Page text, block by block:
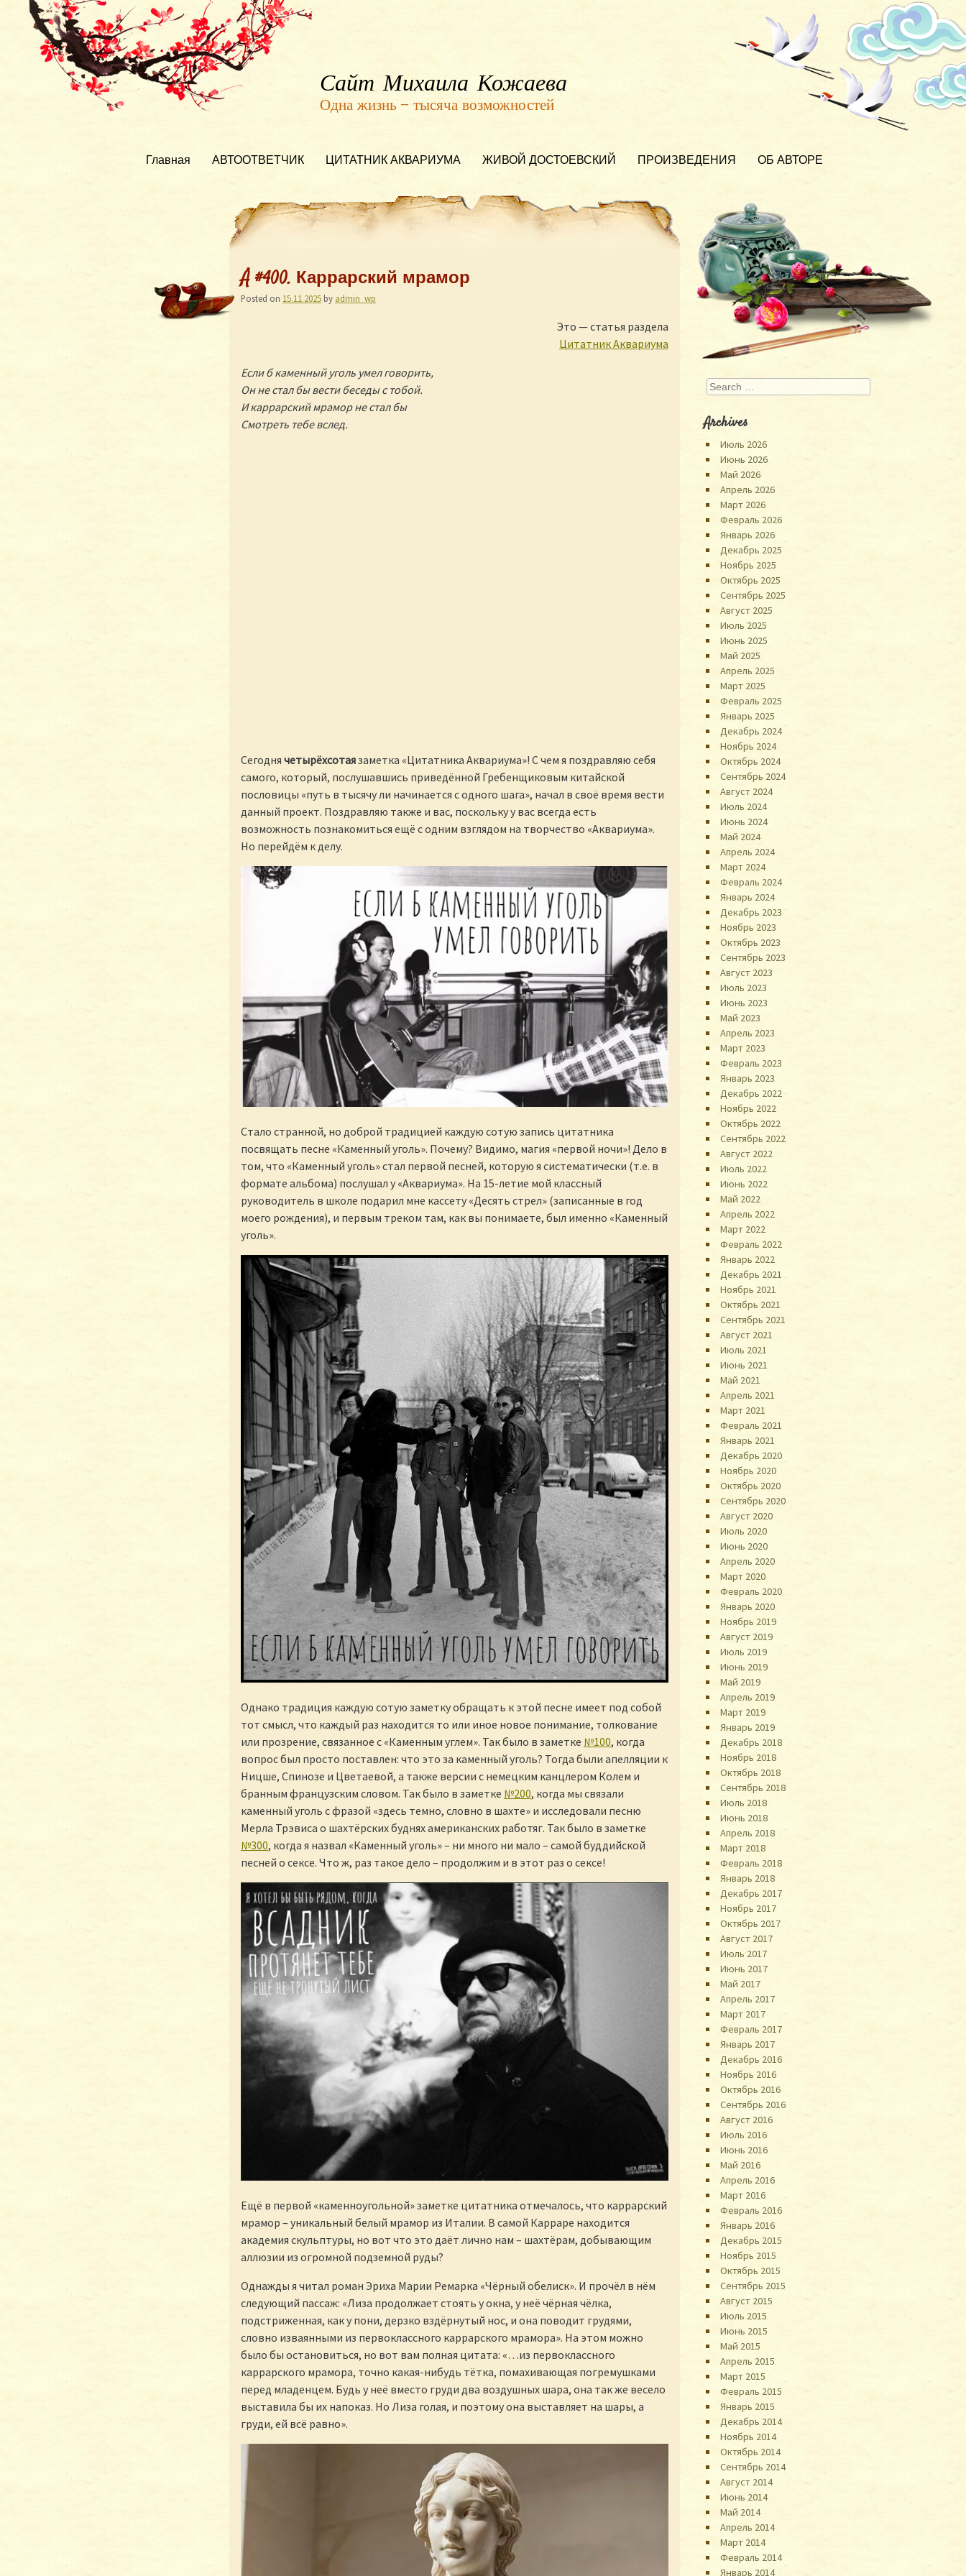
Сайт Михаила Кожаева
Одна жизнь — тысяча возможностей
Главная АВТООТВЕТЧИК ЦИТАТНИК АКВАРИУМА ЖИВОЙ ДОСТОЕВСКИЙ ПРОИЗВЕДЕНИЯ ОБ АВТОРЕ
Å #400. Каррарский мрамор
Posted on 15.11.2025 by admin_wp
Это — статья раздела
Цитатник Аквариума
Если б каменный уголь умел говорить,
Он не стал бы вести беседы с тобой.
И каррарский мрамор не стал бы
Смотреть тебе вслед.
Сегодня четырёхсотаязаметка «Цитатника Аквариума»! С чем я поздравляю себя
самого, который, послушавшись приведённой Гребенщиковым китайской
пословицы «путь в тысячу ли начинается с одного шага», начал в своё время вести
данный проект. Поздравляю также и вас, поскольку у вас всегда есть
возможность познакомиться ещё с одним взглядом на творчество «Аквариума».
Но перейдём к делу.
Стало странной, но доброй традицией каждую сотую запись цитатника
посвящать песне «Каменный уголь». Почему? Видимо, магия «первой ночи»! Дело в
том, что «Каменный уголь» стал первой песней, которую я систематически (т.е. в
формате альбома) послушал у «Аквариума». На 15-летие мой классный
руководитель в школе подарил мне кассету «Десять стрел» (записанные в год
моего рождения), и первым треком там, как вы понимаете, был именно «Каменный
уголь».
Однако традиция каждую сотую заметку обращать к этой песне имеет под собой
тот смысл, что каждый раз находится то или иное новое понимание, толкование
или прозрение, связанное с «Каменным углем». Так было в заметке №100, когда
вопрос был просто поставлен: что это за каменный уголь? Тогда были апелляции к
Ницше, Спинозе и Цветаевой, а также версии с немецким канцлером Колем и
бранным французским словом. Так было в заметке №200, когда мы связали
каменный уголь с фразой «здесь темно, словно в шахте» и исследовали песню
Мерла Трэвиса о шахтёрских буднях американских работяг. Так было в заметке
№300, когда я назвал «Каменный уголь» – ни много ни мало – самой буддийской
песней о сексе. Что ж, раз такое дело – продолжим и в этот раз о сексе!
Ещё в первой «каменноугольной» заметке цитатника отмечалось, что каррарский
мрамор – уникальный белый мрамор из Италии. В самой Карраре находится
академия скульптуры, но вот что это даёт лично нам – шахтёрам, добывающим
аллюзии из огромной подземной руды?
Однажды я читал роман Эриха Марии Ремарка «Чёрный обелиск». И прочёл в нём
следующий пассаж: «Лиза продолжает стоять у окна, у неё чёрная чёлка,
подстриженная, как у пони, дерзко вздёрнутый нос, и она поводит грудями,
словно изваянными из первоклассного каррарского мрамора». На этом можно
было бы остановиться, но вот вам полная цитата: «…из первоклассного
каррарского мрамора, точно какая-нибудь тётка, помахивающая погремушками
перед младенцем. Будь у неё вместо груди два воздушных шара, она так же весело
выставила бы их напоказ. Но Лиза голая, и поэтому она выставляет на шары, а
груди, ей всё равно».
Search
Archives
Июль 2026
Июнь 2026
Май 2026
Апрель 2026
Март 2026
Февраль 2026
Январь 2026
Декабрь 2025
Ноябрь 2025
Октябрь 2025
Сентябрь 2025
Август 2025
Июль 2025
Июнь 2025
Май 2025
Апрель 2025
Март 2025
Февраль 2025
Январь 2025
Декабрь 2024
Ноябрь 2024
Октябрь 2024
Сентябрь 2024
Август 2024
Июль 2024
Июнь 2024
Май 2024
Апрель 2024
Март 2024
Февраль 2024
Январь 2024
Декабрь 2023
Ноябрь 2023
Октябрь 2023
Сентябрь 2023
Август 2023
Июль 2023
Июнь 2023
Май 2023
Апрель 2023
Март 2023
Февраль 2023
Январь 2023
Декабрь 2022
Ноябрь 2022
Октябрь 2022
Сентябрь 2022
Август 2022
Июль 2022
Июнь 2022
Май 2022
Апрель 2022
Март 2022
Февраль 2022
Январь 2022
Декабрь 2021
Ноябрь 2021
Октябрь 2021
Сентябрь 2021
Август 2021
Июль 2021
Июнь 2021
Май 2021
Апрель 2021
Март 2021
Февраль 2021
Январь 2021
Декабрь 2020
Ноябрь 2020
Октябрь 2020
Сентябрь 2020
Август 2020
Июль 2020
Июнь 2020
Апрель 2020
Март 2020
Февраль 2020
Январь 2020
Ноябрь 2019
Август 2019
Июль 2019
Июнь 2019
Май 2019
Апрель 2019
Март 2019
Январь 2019
Декабрь 2018
Ноябрь 2018
Октябрь 2018
Сентябрь 2018
Июль 2018
Июнь 2018
Апрель 2018
Март 2018
Февраль 2018
Январь 2018
Декабрь 2017
Ноябрь 2017
Октябрь 2017
Август 2017
Июль 2017
Июнь 2017
Май 2017
Апрель 2017
Март 2017
Февраль 2017
Январь 2017
Декабрь 2016
Ноябрь 2016
Октябрь 2016
Сентябрь 2016
Август 2016
Июль 2016
Июнь 2016
Май 2016
Апрель 2016
Март 2016
Февраль 2016
Январь 2016
Декабрь 2015
Ноябрь 2015
Октябрь 2015
Сентябрь 2015
Август 2015
Июль 2015
Июнь 2015
Май 2015
Апрель 2015
Март 2015
Февраль 2015
Январь 2015
Декабрь 2014
Ноябрь 2014
Октябрь 2014
Сентябрь 2014
Август 2014
Июнь 2014
Май 2014
Апрель 2014
Март 2014
Февраль 2014
Январь 2014